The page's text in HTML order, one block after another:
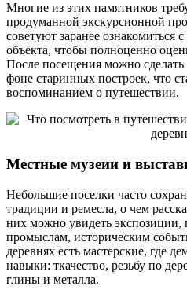
Многие из этих памятников
продуманной экскурсионной
советуют заранее ознакомиться
объекта, чтобы полноценно
После посещения можно
фоне старинных построек, что
воспоминанием о путешествии.
Местные музеии и
Небольшие поселки часто
традиции и ремесла, о чем
них можно увидеть
промыслам, историческим
деревнях есть мастерские, где
навыки: ткачество, резьбу по
глины и металла.